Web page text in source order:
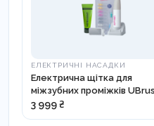
ЕЛЕКТРИЧНІ НАСАДКИ
Електрична щітка для
міжзубних проміжків
HV-810
3 999 ₴